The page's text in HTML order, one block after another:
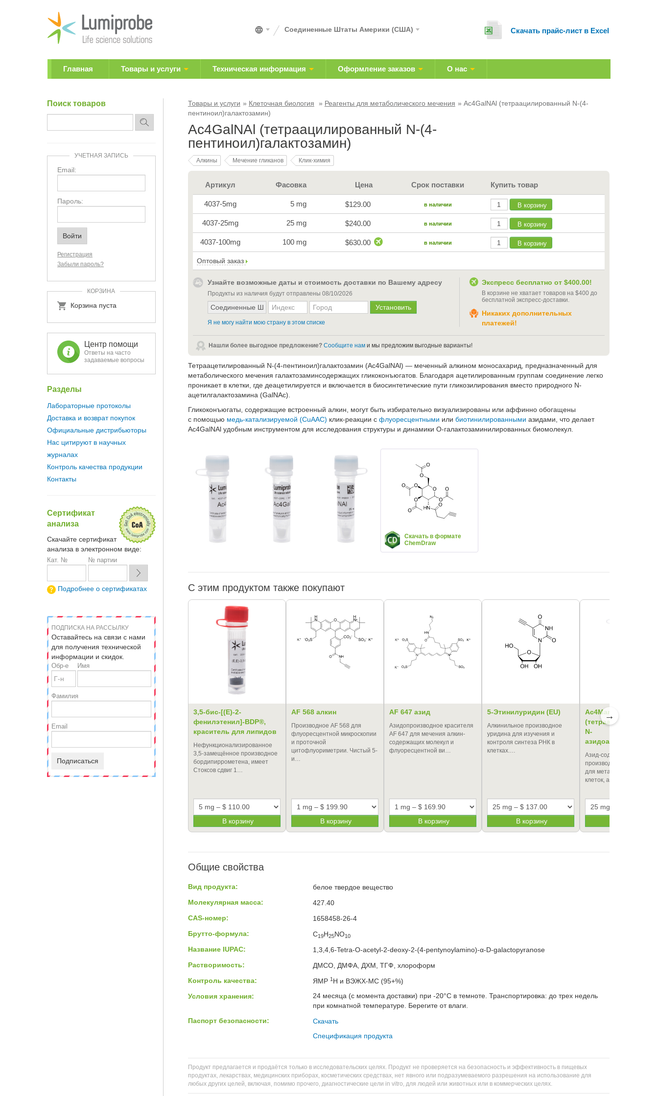
Cкачать прайс-лист в Excel
Соединенные Штаты Америки (США)
Главная Товары и услуги Техническая информация Оформление заказов О нас
Товары и услуги Клеточная биология Реагенты для метаболического мечения
Ac4GalNAl (тетраацилированный N-(4-
пентиноил)галактозамин)
Ac4GalNAl (тетраацилированный N-(4-
пентиноил)галактозамин)
Алкины Мечение гликанов Клик-химия
Артикул Фасовка Цена Срок поставки Купить товар
4037-5mg 5 mg $129.00 в наличии В корзину
4037-25mg 25 mg $240.00 в наличии В корзину
4037-100mg 100 mg $630.00 в наличии В корзину
Оптовый заказ
Узнайте возможные даты и стоимость доставки по Вашему адресу
Продукты из наличия будут отправлены 08/10/2026
Я не могу найти мою страну в этом списке
Экспресс бесплатно от $400.00!
В корзине не хватает товаров на $400до
бесплатной экспресс-доставки.
Никаких дополнительных
платежей!
Нашли более выгодное предложение? Сообщите нам и мы предложим выгодные варианты!
Тетраацетилированный N-(4-пентиноил)галактозамин (Ac4GalNAl) — меченный алкином моносахарид, предназначенный для
метаболического мечения галактозаминсодержащих гликоконъюгатов. Благодаря ацетилированным группам соединение легко
проникает в клетки, где деацетилируется и включается в биосинтетические пути гликозилирования вместо природного N-
ацетилгалактозамина (GalNAc).
Гликоконъюгаты, содержащие встроенный алкин, могут быть избирательно визуализированы или аффинно обогащены
с помощью медь-катализируемой (CuAAC) клик-реакции с флуоресцентными или биотинилированными азидами, что делает
Ac4GalNAl удобным инструментом для исследования структуры и динамики O-галактозаминилированных биомолекул.
Скачать в формате
ChemDraw
С этим продуктом также покупают
3,5-бис-[(E)-2-
фенилэтенил]-BDP®,
краситель для липидов
Нефункционализированное
3,5-замещённое производное
бордипиррометена, имеет
Стоксов сдвиг 1…
В корзину
AF 568 алкин
Производное AF 568 для
флуоресцентной микроскопии
и проточной
цитофлуориметрии. Чистый 5-
и…
В корзину
AF 647 азид
Азидопроизводное красителя
AF 647 для мечения алкин-
содержащих молекул и
флуоресцентной ви…
В корзину
5-Этинилуридин (EU)
Алкинильное производное
уридина для изучения и
контроля синтеза РНК в
клетках.…
В корзину
Ac4ManNAz
N-
Азид-содержащее
производное
для метаболического
клеток, анализа протео…
→
Общие свойства
Вид продукта:
белое твердое вещество
Молекулярная масса:
427.40
CAS-номер:
1658458-26-4
Брутто-формула:
C19H25NO10
Название IUPAC:
1,3,4,6-Tetra-O-acetyl-2-deoxy-2-(4-pentynoylamino)-α-D-galactopyranose
Растворимость:
ДМСО, ДМФА, ДХМ, ТГФ, хлороформ
Контроль качества:
ЯМР 1 H и ВЭЖХ-МС (95+%)
Условия хранения:
24 месяца (с момента доставки) при -20°C в темноте. Транспортировка: до трех недель
при комнатной температуре. Берегите от влаги.
Паспорт безопасности:
Скачать
Спецификация продукта
Продукт предлагается и продаётся только в исследовательских целях. Продукт не проверяется на безопасность и эффективность в пищевых
продуктах, лекарствах, медицинских приборах, косметических средствах, нет явного или подразумеваемого разрешения на использование для
любых других целей, включая, помимо прочего, диагностические цели in vitro, для людей или животных или в коммерческих целях.
Поиск товаров
УЧЕТНАЯ ЗАПИСЬ
Email:
Пароль:
Регистрация
Забыли пароль?
КОРЗИНА
Корзина пуста
Центр помощи
Ответы на часто
задаваемые вопросы
Разделы
Лабораторные протоколы
Доставка и возврат покупок
Официальные дистрибьюторы
Нас цитируют в научных
журналах
Контроль качества продукции
Контакты
Сертификат
анализа
Скачайте сертификат
анализа в электронном виде:
Кат. № № партии
Подробнее о сертификатах
ПОДПИСКА НА РАССЫЛКУ
Оставайтесь на связи с нами
для получения технической
информации и скидок.
Обр-е Имя
Фамилия
Email
Подписаться